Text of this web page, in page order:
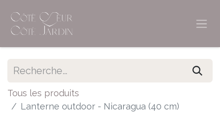
Tous les produits
Lanterne outdoor - Nicaragua (40 cm)